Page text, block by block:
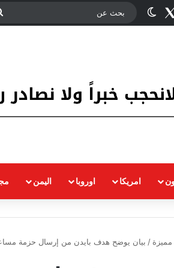
threads
Twitterالوضع المظلم
امريكا اوروبا اليمن
مميزة / بيان يوضح هدف بايدن من إرسال حزمة